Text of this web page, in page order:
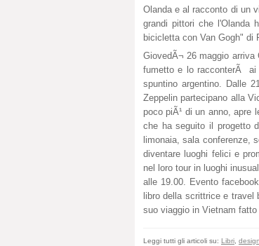
Olanda e al racconto di un
grandi pittori che l'Olanda
bicicletta con Van Gogh" di
GiovedÃ¬ 26 maggio
fumetto e lo racconterÃ ai
spuntino argentino. Dalle
Zeppelin partecipano alla
poco piÃ¹ di un anno, apre
che ha seguito il progetto
limonaia, sala conferenze,
diventare luoghi felici e
nel loro tour in luoghi
alle 19.00. Evento
libro della scrittrice e travel
suo viaggio in Vietnam
Leggi tutti gli articoli su: Libri design